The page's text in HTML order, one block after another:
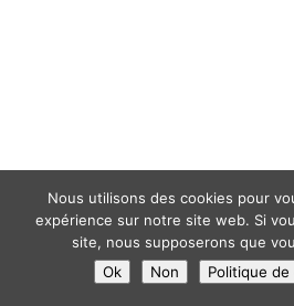
Nous utilisons des cookies pour
expérience sur notre site web. Si
site, nous supposerons que
Ok
Non Politique